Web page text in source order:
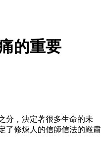
的重要
分，決定著很多生命的未
了修煉人的信師信法的嚴肅